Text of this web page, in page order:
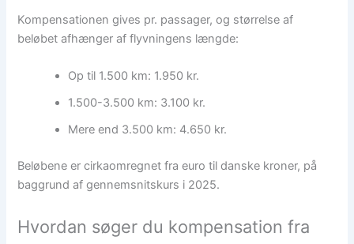
Kompensationen gives pr. passager, og størrelse af
beløbet afhænger af flyvningens længde:
Op til 1.500 km: 1.950 kr.
1.500-3.500 km: 3.100 kr.
Mere end 3.500 km: 4.650 kr.
Beløbene er cirkaomregnet fra euro til danske kroner, på
baggrund af gennemsnitskurs i 2025.
Hvordan søger du kompensation fra